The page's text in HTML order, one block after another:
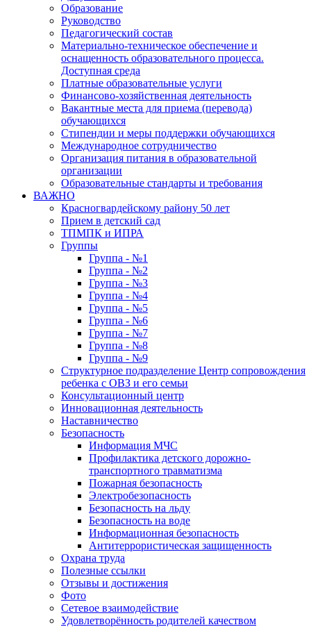
Образование
Руководство
Педагогический состав
Материально-техническое обеспечение и
оснащенность образовательного процесса.
Доступная среда
Платные образовательные услуги
Финансово-хозяйственная деятельность
Вакантные места для приема (перевода)
обучающихся
Стипендии и меры поддержки обучающихся
Международное сотрудничество
Организация питания в образовательной
организации
Образовательные стандарты и требования
ВАЖНО
Красногвардейскому району 50 лет
Прием в детский сад
ТПМПК и ИПРА
Группы
Группа - №1
Группа - №2
Группа - №3
Группа - №4
Группа - №5
Группа - №6
Группа - №7
Группа - №8
Группа - №9
Структурное подразделение Центр сопровождения
ребенка с ОВЗ и его семьи
Консультационный центр
Инновационная деятельность
Наставничество
Безопасность
Информация МЧС
Профилактика детского дорожно-
транспортного травматизма
Пожарная безопасность
Электробезопасность
Безопасность на льду
Безопасность на воде
Информационная безопасность
Антитеррористическая защищенность
Охрана труда
Полезные ссылки
Отзывы и достижения
Фото
Сетевое взаимодействие
Удовлетворённость родителей качеством